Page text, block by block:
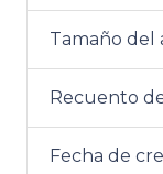
Tamaño del
Recuento
Fecha de